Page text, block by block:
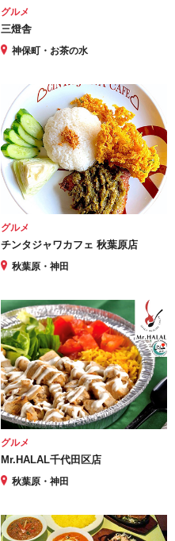
グルメ
三燈舎
神保町・お茶の水
グルメ
チンタジャワカフェ 秋葉原店
秋葉原・神田
グルメ
Mr.HALAL千代田区店
秋葉原・神田